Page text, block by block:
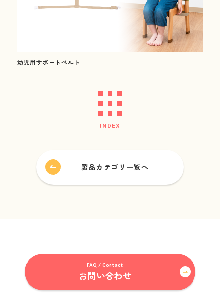
ダウンロード
(幼保用・学童保育用)
会社情報
INDEX
幼児用サポートベルト
製品カテゴリ一覧へ
FAQ / Contact
お問い合わせ